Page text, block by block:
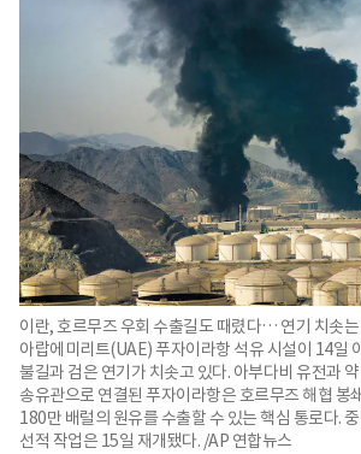
이란, 호르무즈 우회 수출길도 때렸다… 연기 치솟
아랍에미리트(UAE) 푸자이라항 석유 시설이 14일
불길과 검은 연기가 치솟고 있다. 아부다비 유전과
송유관으로 연결된 푸자이라항은 호르무즈 해협 봉
180만 배럴의 원유를 수출할 수 있는 핵심 통로다.
선적 작업은 15일 재개됐다. /AP 연합뉴스